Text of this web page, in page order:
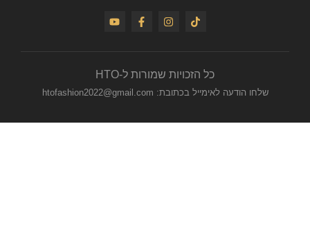
כל הזכויות שמורות ל-HTO
שלחו הודעה לאימייל בכתובת: htofashion2022@gmail.com